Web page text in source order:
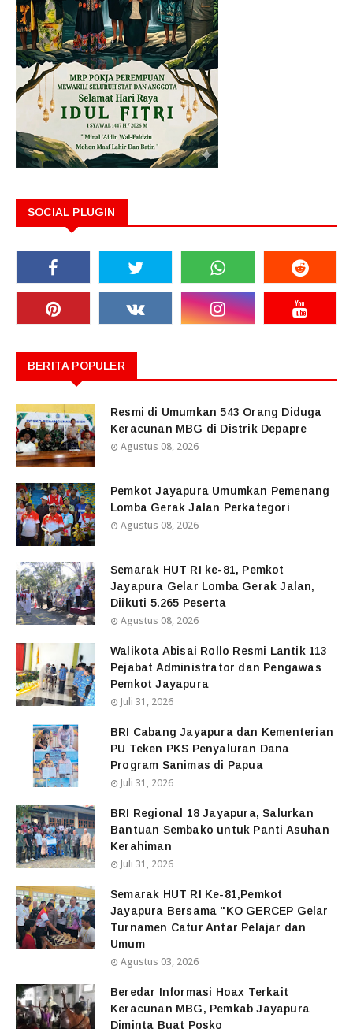
SOCIAL PLUGIN
BERITA POPULER
Resmi di Umumkan 543 Orang Diduga
Keracunan MBG di Distrik Depapre
Agustus 08, 2026
Pemkot Jayapura Umumkan Pemenang
Lomba Gerak Jalan Perkategori
Agustus 08, 2026
Semarak HUT RI ke-81, Pemkot
Jayapura Gelar Lomba Gerak Jalan,
Diikuti 5.265 Peserta
Agustus 08, 2026
Walikota Abisai Rollo Resmi Lantik 113
Pejabat Administrator dan Pengawas
Pemkot Jayapura
Juli 31, 2026
BRI Cabang Jayapura dan Kementerian
PU Teken PKS Penyaluran Dana
Program Sanimas di Papua
Juli 31, 2026
BRI Regional 18 Jayapura, Salurkan
Bantuan Sembako untuk Panti Asuhan
Kerahiman
Juli 31, 2026
Semarak HUT RI Ke-81,Pemkot
Jayapura Bersama "KO GERCEP Gelar
Turnamen Catur Antar Pelajar dan
Umum
Agustus 03, 2026
Beredar Informasi Hoax Terkait
Keracunan MBG, Pemkab Jayapura
Diminta Buat Posko